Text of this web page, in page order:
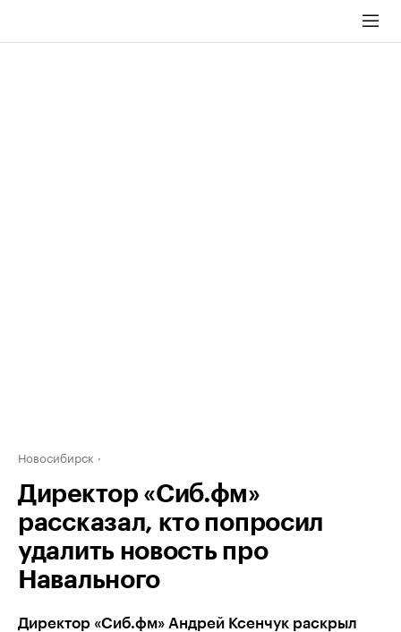
Новосибирск
Директор «Сиб.фм»
рассказал, кто попросил
удалить новость про
Навального
Директор «Сиб.фм» Андрей Ксенчук раскрыл